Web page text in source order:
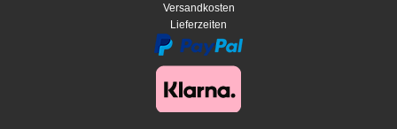
Versandkosten
Lieferzeiten